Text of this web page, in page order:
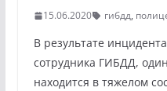
15.06.2020 гибдд,
В результате
сотрудника ГИБДД,
находится в тяжелом